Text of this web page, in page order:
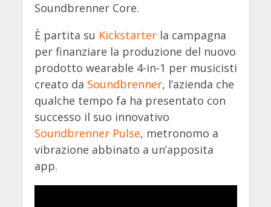
Soundbrenner Core.
È partita su Kickstarterla campagna
per finanziare la produzione del nuovo
prodotto wearable 4-in-1 per musicisti
creato da Soundbrenner, l’azienda che
qualche tempo fa ha presentato con
successo il suo innovativo
Soundbrenner Pulse, metronomo a
vibrazione abbinato a un’apposita
app.